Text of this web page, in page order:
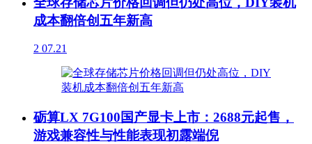
成本翻倍创五年新高
2 07.21
砺算LX 7G100国产显卡上市：2688元起售，
游戏兼容性与性能表现初露端倪